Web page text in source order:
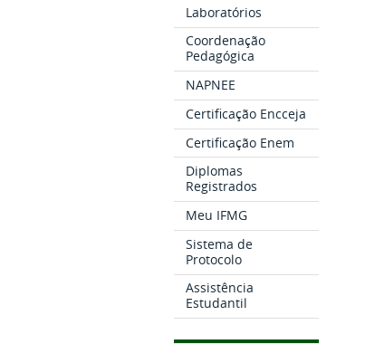
Laboratórios
Coordenação
Pedagógica
NAPNEE
Certificação Encceja
Certificação Enem
Diplomas
Registrados
Meu IFMG
Sistema de
Protocolo
Assistência
Estudantil